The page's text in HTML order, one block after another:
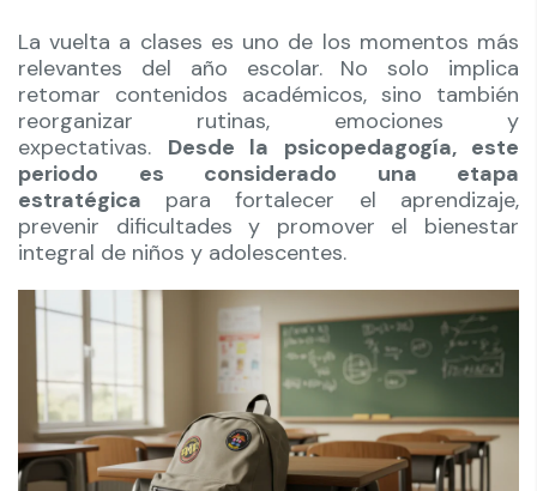
La vuelta a clases es uno de los momentos más
relevantes del año escolar. No solo implica
retomar contenidos académicos, sino también
reorganizar rutinas, emociones y
expectativas. Desde la psicopedagogía, este
periodo es considerado una etapa
estratégica para fortalecer el aprendizaje,
prevenir dificultades y promover el bienestar
integral de niños y adolescentes.